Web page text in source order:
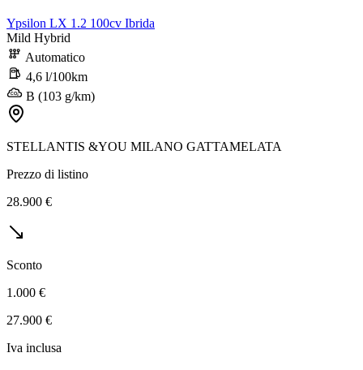
Ypsilon LX 1.2 100cv Ibrida
Mild Hybrid
Automatico
4,6 l/100km
B (103 g/km)
STELLANTIS &YOU MILANO GATTAMELATA
Prezzo di listino
28.900 €
Sconto
1.000 €
27.900 €
Iva inclusa